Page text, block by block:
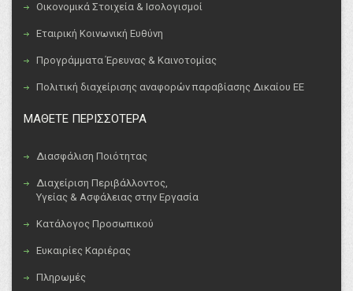
Οικονομικά Στοιχεία & Ισολογισμοί
Εταιρική Κοινωνική Ευθύνη
Προγράμματα Έρευνας & Καινοτομίας
Πολιτική διαχείρισης αναφορών παραβίασης Δικαίου ΕΕ
ΜΑΘΕΤΕ ΠΕΡΙΣΣΟΤΕΡΑ
Διασφάλιση Ποιότητας
Διαχείριση Περιβάλλοντος,
Υγείας & Ασφάλειας στην Εργασία
Κατάλογος Προσωπικού
Ευκαιρίες Καριέρας
Πληρωμές